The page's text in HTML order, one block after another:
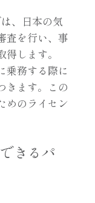
、日本の気
査を行い、事
します。
乗務する際に
きます。この
めのライセン
きるパ